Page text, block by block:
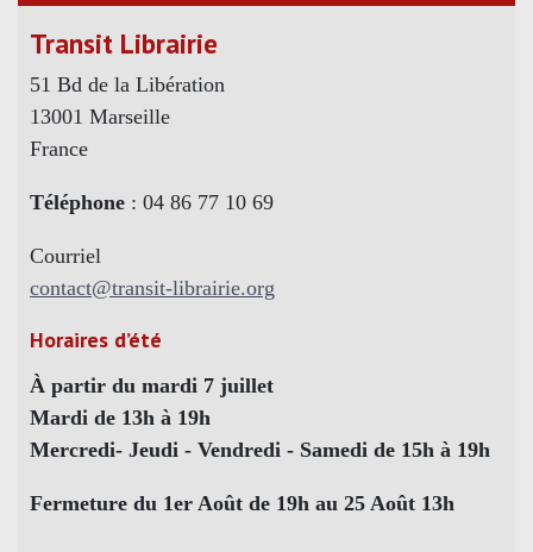
Transit Librairie
51 Bd de la Libération
13001 Marseille
France
Téléphone : 04 86 77 10 69
Courriel
contact@transit-librairie.org
Horaires d’été
À partir du mardi 7 juillet
Mardi de 13h à 19h
Mercredi- Jeudi - Vendredi - Samedi de 15h à 19h
Fermeture du 1er Août de 19h au 25 Août 13h